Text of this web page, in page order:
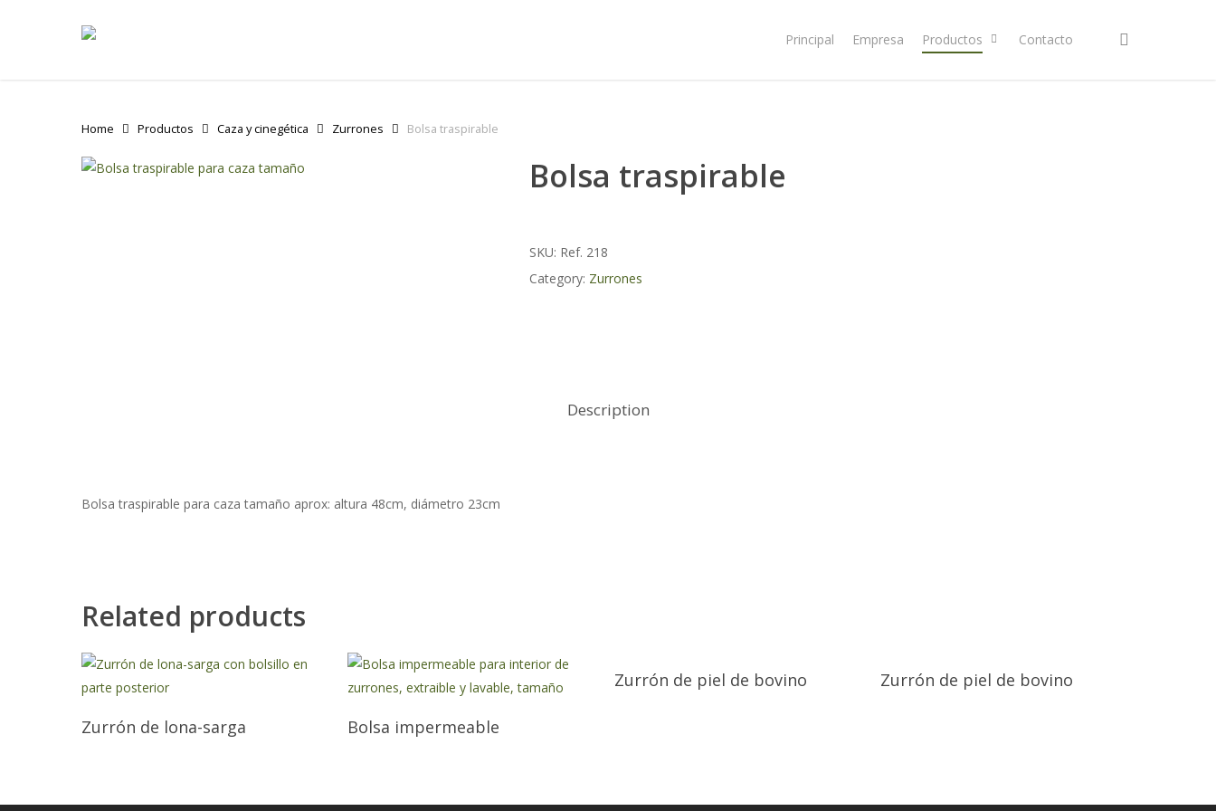
Principal Empresa Productos Contacto
Home Productos Caza y cinegética Zurrones Bolsa traspirable
Bolsa traspirable
SKU: Ref. 218
Category: Zurrones
Description
Bolsa traspirable para caza tamaño aprox: altura 48cm, diámetro 23cm
Related products
Zurrón de lona-sarga Bolsa impermeable
Zurrón de piel de bovino Zurrón de piel de bovino